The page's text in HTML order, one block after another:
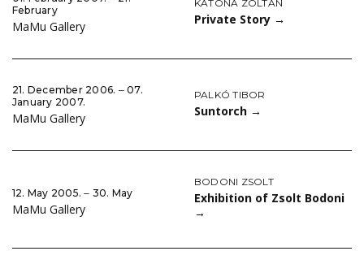
February
MaMu Gallery
KATONA ZOLTÁN
Private Story →
21. December 2006. ‒ 07.
January 2007.
MaMu Gallery
PALKÓ TIBOR
Suntorch →
12. May 2005. ‒ 30. May
MaMu Gallery
BODONI ZSOLT
Exhibition of Zsolt Bodoni
→